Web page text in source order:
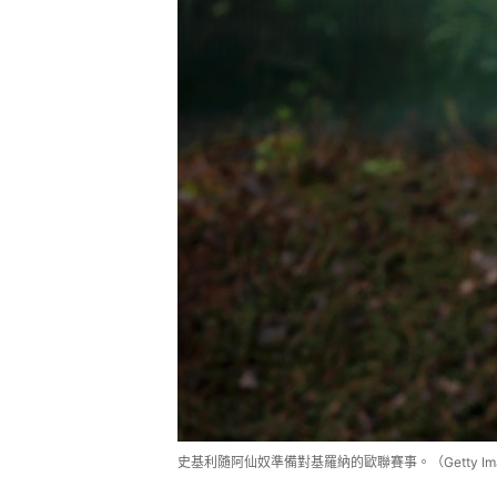
史基利隨阿仙奴準備對基羅納的歐聯賽事。（Getty